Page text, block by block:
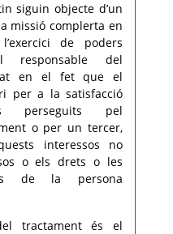
siguin objecte d’un
missió complerta en
de poders
responsable del
en el fet que el
per a la satisfacció
perseguits pel
o per un tercer,
interessos no
o els drets o les
de la persona
tractament és el